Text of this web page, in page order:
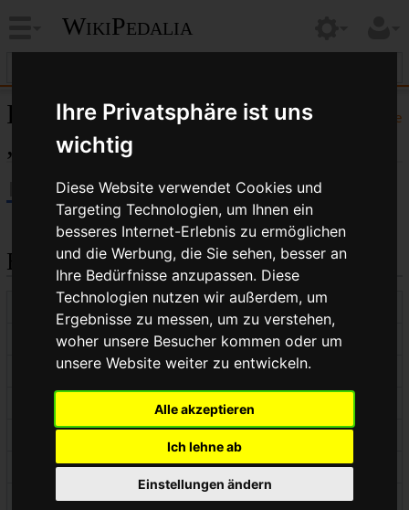
Ihre Privatsphäre ist uns
wichtig
Diese Website verwendet Cookies und
Targeting Technologien, um Ihnen ein
besseres Internet-Erlebnis zu ermöglichen
und die Werbung, die Sie sehen, besser an
Ihre Bedürfnisse anzupassen. Diese
Technologien nutzen wir außerdem, um
Ergebnisse zu messen, um zu verstehen,
woher unsere Besucher kommen oder um
unsere Website weiter zu entwickeln.
Alle akzeptieren
Ich lehne ab
Einstellungen ändern
WikiPedalia
Hilfe
Informationen zu
„Kategorie:Antriebstechnik“
Basisinformationen
Anzeigetitel
Kategorie:Antriebstechnik
Standardsortierschlüssel
Antriebstechnik
Seitenlänge (in Bytes)
264
Namensraumkennnummer
14
Namensraum
Kategorie
Seitenkennnummer
1408
Seiteninhaltssprache
de - Deutsch